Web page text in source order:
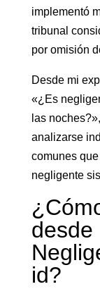
implementó
tribunal
por omisión
Desde mi
«¿Es
las
analizarse
comunes
negligente
desde
id?